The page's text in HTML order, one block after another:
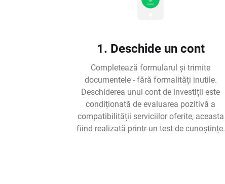
1. Deschide un cont
Completează formularul și trimite
documentele - fără formalități inutile.
Deschiderea unui cont de investiții este
condiționată de evaluarea pozitivă a
compatibilității serviciilor oferite, aceasta
fiind realizată printr-un test de cunoștințe.